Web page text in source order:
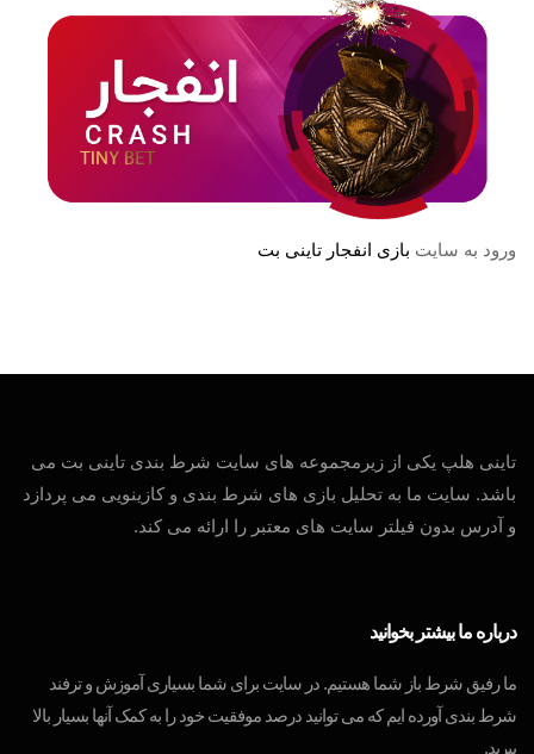
ورود به سایت بازی انفجار تاینی بت
تاینی هلپ یکی از زیرمجموعه های سایت شرط بندی تاینی بت می
باشد. سایت ما به تحلیل بازی های شرط بندی و کازینویی می پردازد
و آدرس بدون فیلتر سایت های معتبر را ارائه می کند.
درباره ما بیشتر بخوانید
ما رفیق شرط باز شما هستیم. در سایت برای شما بسیاری آموزش و ترفند
شرط بندی آورده ایم که می توانید درصد موفقیت خود را به کمک آنها بسیار بالا
ببرید.